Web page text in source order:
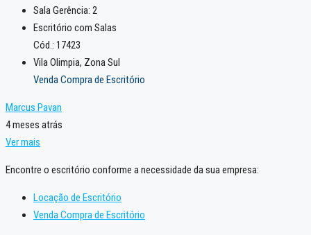
Sala Gerência: 2
Escritório com Salas
Cód.: 17423
Vila Olimpia, Zona Sul
Venda Compra de Escritório
Marcus Pavan
4 meses atrás
Ver mais
Encontre o escritório conforme a necessidade da sua empresa:
Locação de Escritório
Venda Compra de Escritório